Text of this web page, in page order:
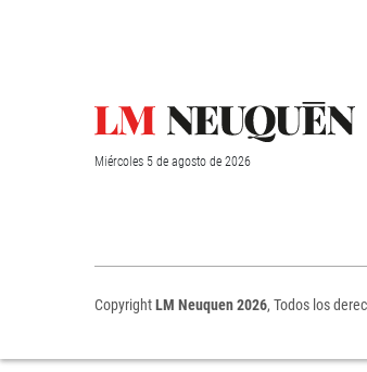
Miércoles 5 de agosto de 2026
CopyrightLM Neuquen 2026, Todos los